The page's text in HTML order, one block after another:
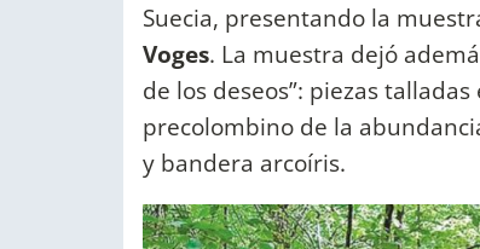
Suecia, presentando la
Voges. La muestra dejó
de los deseos”: piezas
precolombino de la
y bandera arcoíris.